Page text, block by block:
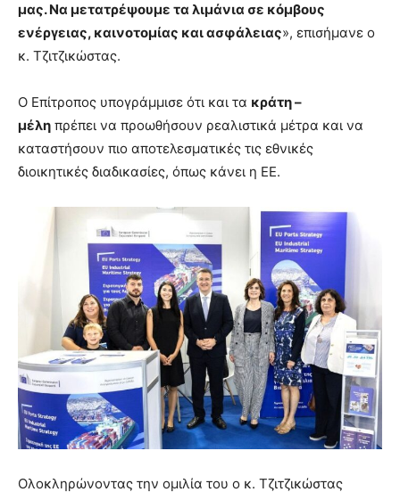
μας. Να μετατρέψουμε τα λιμάνια σε κόμβους
ενέργειας, καινοτομίας και ασφάλειας», επισήμανε ο
κ. Τζιτζικώστας.
Ο Επίτροπος υπογράμμισε ότι και τα κράτη –
μέλη πρέπει να προωθήσουν ρεαλιστικά μέτρα και να
καταστήσουν πιο αποτελεσματικές τις εθνικές
διοικητικές διαδικασίες, όπως κάνει η ΕΕ.
Ολοκληρώνοντας την ομιλία του ο κ. Τζιτζικώστας